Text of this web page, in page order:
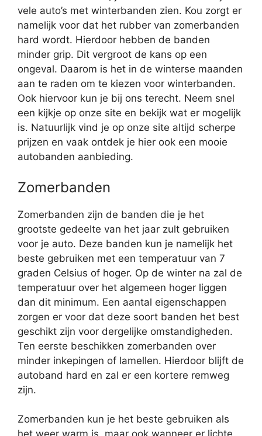
vele auto’s met winterbanden zien. Kou zorgt er
namelijk voor dat het rubber van zomerbanden
hard wordt. Hierdoor hebben de banden
minder grip. Dit vergroot de kans op een
ongeval. Daarom is het in de winterse maanden
aan te raden om te kiezen voor winterbanden.
Ook hiervoor kun je bij ons terecht. Neem snel
een kijkje op onze site en bekijk wat er mogelijk
is. Natuurlijk vind je op onze site altijd scherpe
prijzen en vaak ontdek je hier ook een mooie
autobanden aanbieding.
Zomerbanden
Zomerbanden zijn de banden die je het
grootste gedeelte van het jaar zult gebruiken
voor je auto. Deze banden kun je namelijk het
beste gebruiken met een temperatuur van 7
graden Celsius of hoger. Op de winter na zal de
temperatuur over het algemeen hoger liggen
dan dit minimum. Een aantal eigenschappen
zorgen er voor dat deze soort banden het best
geschikt zijn voor dergelijke omstandigheden.
Ten eerste beschikken zomerbanden over
minder inkepingen of lamellen. Hierdoor blijft de
autoband hard en zal er een kortere remweg
zijn.
Zomerbanden kun je het beste gebruiken als